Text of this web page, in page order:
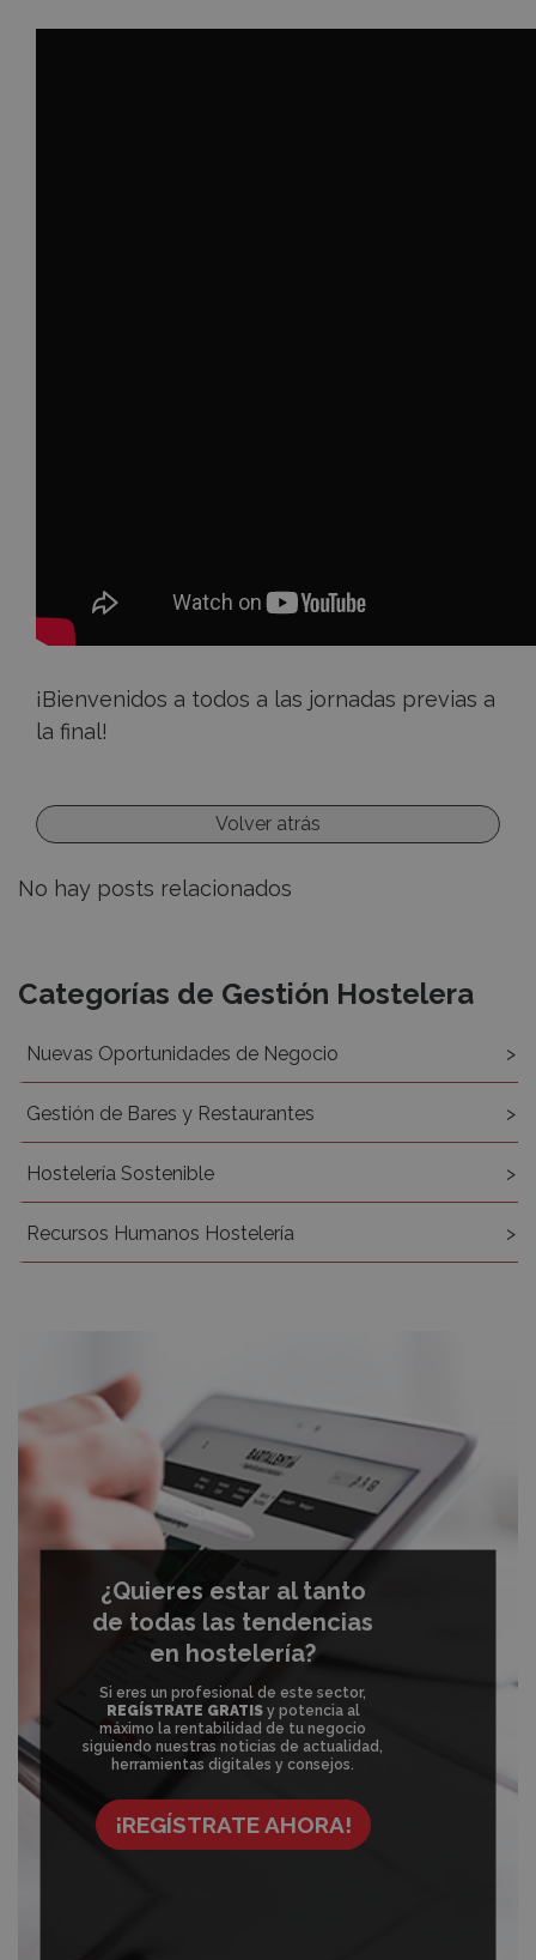
¡Bienvenidos a todos a las jornadas previas a
la final!
Volver atrás
No hay posts relacionados
Recursos
Categorías de Gestión Hostelera
Nuevas Oportunidades de Negocio
Gestión de Bares y Restaurantes
Hostelería Sostenible
Recursos Humanos Hostelería
¿Quieres estar al tanto
de todas las tendencias
en hostelería?
Si eres un profesional de este sector,
REGÍSTRATE GRATISy potencia al
máximo la rentabilidad de tu negocio
siguiendo nuestras noticias de actualidad,
herramientas digitales y consejos.
¡REGÍSTRATE AHORA!